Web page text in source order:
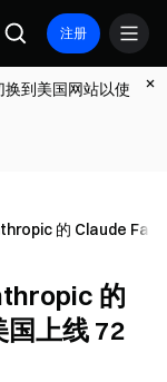
注册
到美国网站以使
的 Claude
的
上线 72